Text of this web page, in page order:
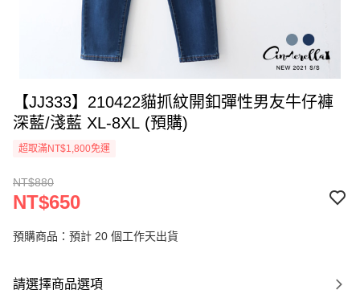
【JJ333】210422貓抓紋開釦彈性男友牛仔褲
深藍/淺藍 XL-8XL (預購)
超取滿NT$1,800免運
NT$880
NT$650
預購商品：預計 20 個工作天出貨
請選擇商品選項